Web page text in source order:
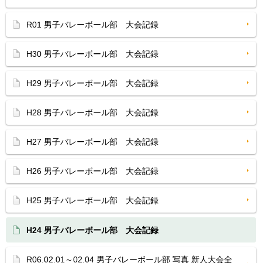
R01 男子バレーボール部 大会記録
H30 男子バレーボール部 大会記録
H29 男子バレーボール部 大会記録
H28 男子バレーボール部 大会記録
H27 男子バレーボール部 大会記録
H26 男子バレーボール部 大会記録
H25 男子バレーボール部 大会記録
H24 男子バレーボール部 大会記録
R06.02.01～02.04 男子バレーボール部 写真 新人大会全